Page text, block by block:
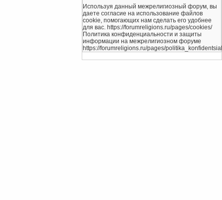
Используя данный межрелигиозный форум, вы
даете согласие на использование файлов
cookie, помогающих нам сделать его удобнее
для вас. https://forumreligions.ru/pages/cookies/
Политика конфиденциальности и защиты
информации на межрелигиозном форуме
https://forumreligions.ru/pages/